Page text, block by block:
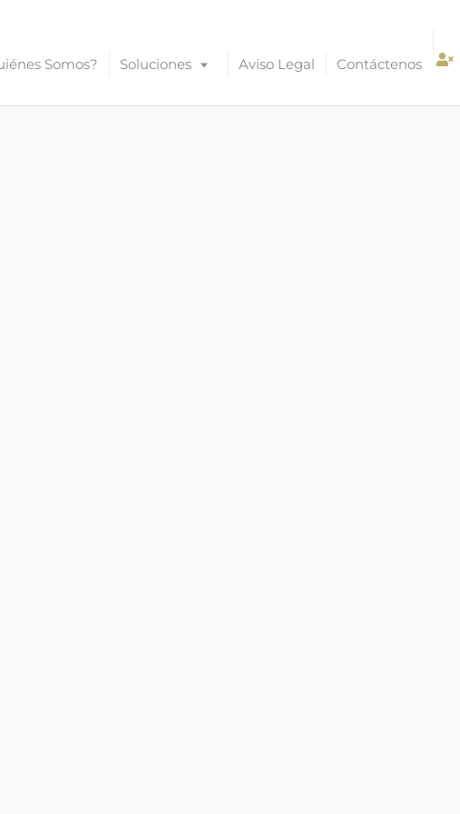
Somos? Soluciones Aviso Legal Contáctenos